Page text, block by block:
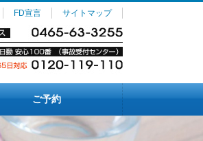
FD宣言 サイトマップ
ご予約